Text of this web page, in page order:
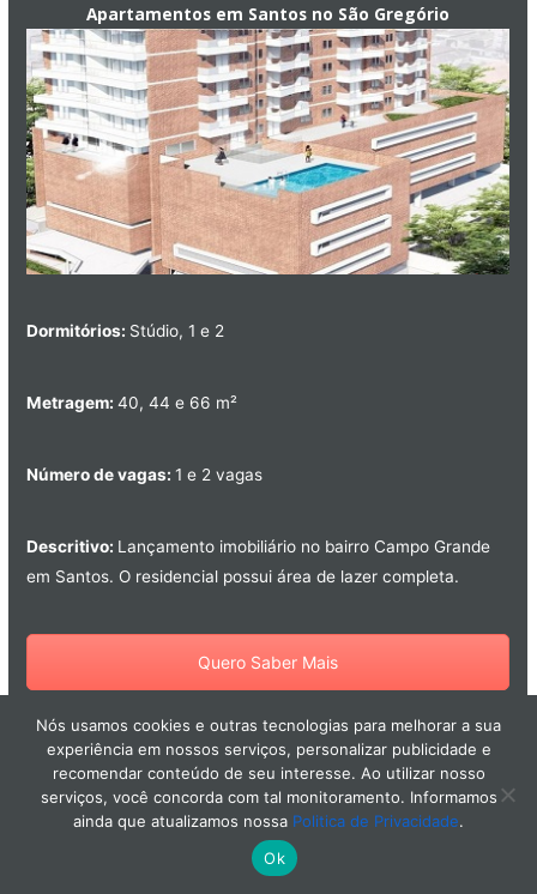
Apartamentos em Santos no São Gregório
Dormitórios: Stúdio, 1 e 2
Metragem: 40, 44 e 66 m²
Número de vagas: 1 e 2 vagas
Descritivo: Lançamento imobiliário no bairro Campo Grande
em Santos. O residencial possui área de lazer completa.
Quero Saber Mais
Apartamentos em Santos H. Stay & Home - Ponta da
Praia
Nós usamos cookies e outras tecnologias para melhorar a sua
experiência em nossos serviços, personalizar publicidade e
recomendar conteúdo de seu interesse. Ao utilizar nosso
serviços, você concorda com tal monitoramento. Informamos
ainda que atualizamos nossa Politica de Privacidade.
Ok